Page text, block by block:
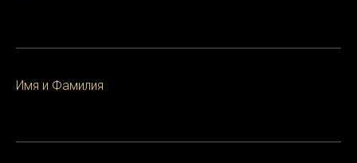
Имя и Фамилия